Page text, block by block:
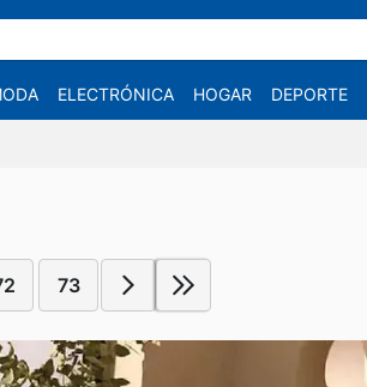
ELECTRÓNICA HOGAR DEPORTE
73